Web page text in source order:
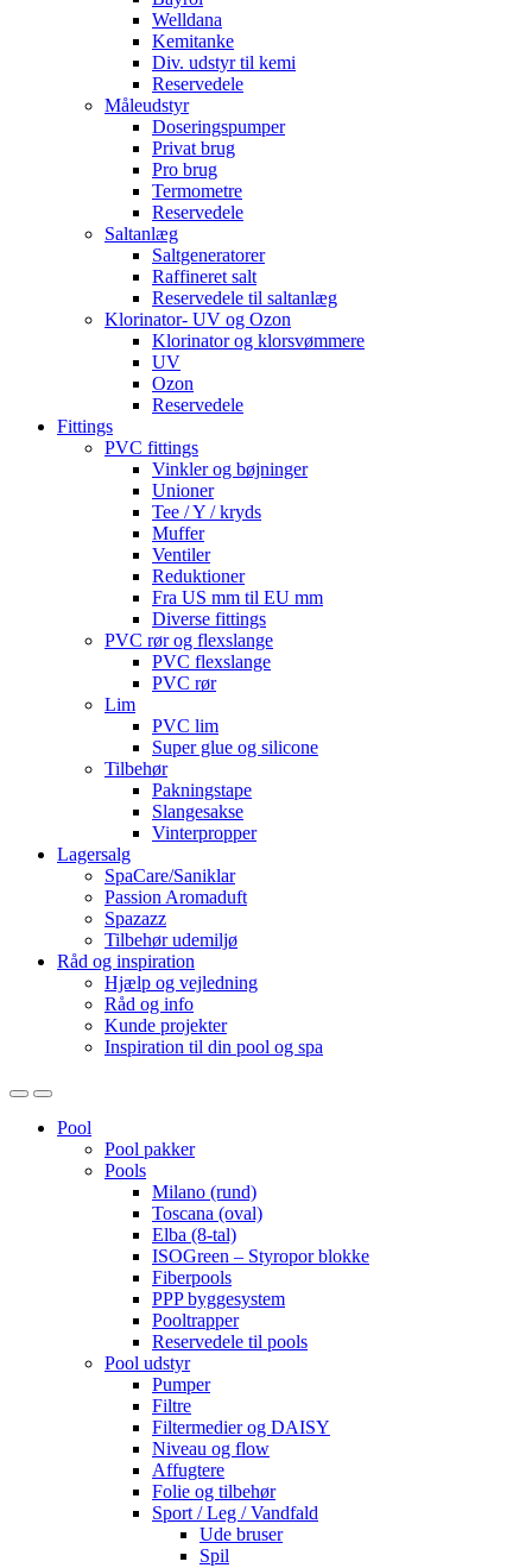
Welldana
Kemitanke
Div. udstyr til kemi
Reservedele
Måleudstyr
Doseringspumper
Privat brug
Pro brug
Termometre
Reservedele
Saltanlæg
Saltgeneratorer
Raffineret salt
Reservedele til saltanlæg
Klorinator- UV og Ozon
Klorinator og klorsvømmere
UV
Ozon
Reservedele
Fittings
PVC fittings
Vinkler og bøjninger
Unioner
Tee / Y / kryds
Muffer
Ventiler
Reduktioner
Fra US mm til EU mm
Diverse fittings
PVC rør og flexslange
PVC flexslange
PVC rør
Lim
PVC lim
Super glue og silicone
Tilbehør
Pakningstape
Slangesakse
Vinterpropper
Lagersalg
SpaCare/Saniklar
Passion Aromaduft
Spazazz
Tilbehør udemiljø
Råd og inspiration
Hjælp og vejledning
Råd og info
Kunde projekter
Inspiration til din pool og spa
OpenClose
Pool
Pool pakker
Pools
Milano (rund)
Toscana (oval)
Elba (8-tal)
ISOGreen – Styropor blokke
Fiberpools
PPP byggesystem
Pooltrapper
Reservedele til pools
Pool udstyr
Pumper
Filtre
Filtermedier og DAISY
Niveau og flow
Affugtere
Folie og tilbehør
Sport / Leg / Vandfald
Ude bruser
Spil